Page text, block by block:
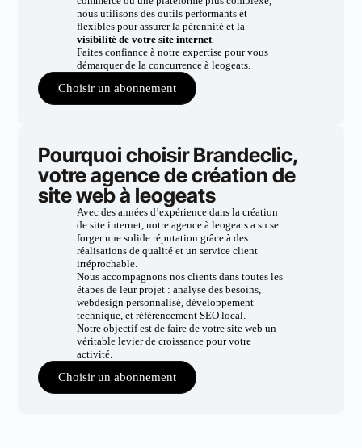
nous utilisons des outils performants et
flexibles pour assurer la pérennité et la
visibilité de votre site internet.
Faites confiance à notre expertise pour vous
démarquer de la concurrence à leogeats.
Choisir un abonnement
Pourquoi choisir Brandeclic,
votre agence de création de
site web à leogeats
Avec des années d’expérience dans la création
de site internet, notre agence à leogeats a su se
forger une solide réputation grâce à des
réalisations de qualité et un service client
irréprochable.
Nous accompagnons nos clients dans toutes les
étapes de leur projet : analyse des besoins,
webdesign personnalisé, développement
technique, et référencement SEO local.
Notre objectif est de faire de votre site web un
véritable levier de croissance pour votre
activité.
Choisir un abonnement